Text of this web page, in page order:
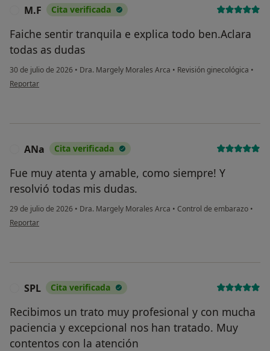
M.F Cita verificada
Faiche sentir tranquila e explica todo ben.Aclara
todas as dudas
30 de julio de 2026 • Dra. Margely Morales Arca • Revisión ginecológica •
en opinión del usuario M.F
Reportar
ANa Cita verificada
Fue muy atenta y amable, como siempre! Y
resolvió todas mis dudas.
29 de julio de 2026 • Dra. Margely Morales Arca • Control de embarazo •
en opinión del usuario ANa
Reportar
SPL Cita verificada
Recibimos un trato muy profesional y con mucha
paciencia y excepcional nos han tratado. Muy
contentos con la atención